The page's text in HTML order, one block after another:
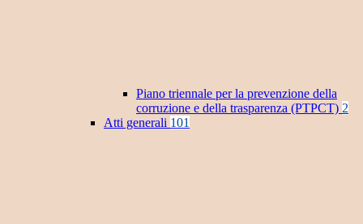
Piano triennale per la prevenzione della
corruzione e della trasparenza (PTPCT) 2
Atti generali 101